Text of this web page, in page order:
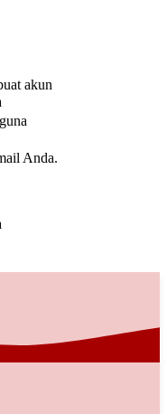
akun
Anda.